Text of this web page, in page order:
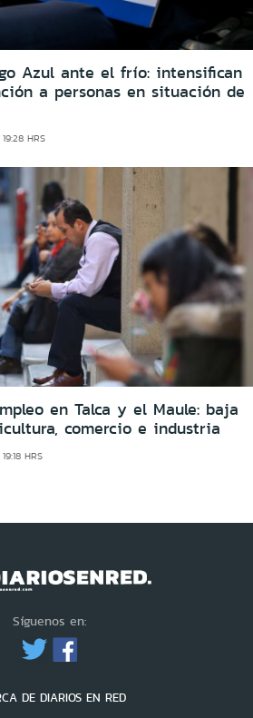
Azul ante el frío: intensifican
a personas en situación de
HRS
en Talca y el Maule: baja
comercio e industria
HRS
Síguenos en:
DE DIARIOS EN RED